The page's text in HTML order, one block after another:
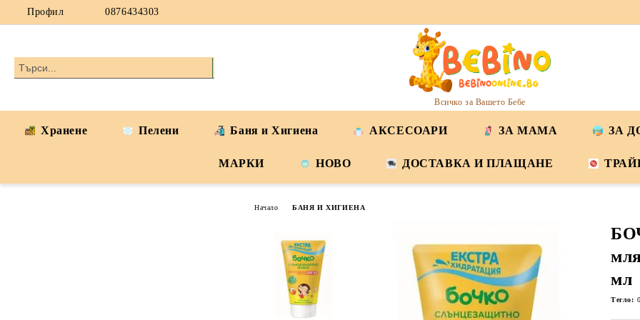
Профил 0876434303
Всичко за Вашето Бебе
Хранене Пелени Баня и Хигиена АКСЕСОАРИ ЗА МАМА ЗА
МАРКИ НОВО ДОСТАВКА И ПЛАЩАНЕ
Начало БАНЯ И ХИГИЕНА
мл
Тегло: